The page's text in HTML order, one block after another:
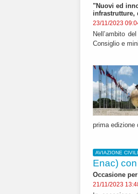
"Nuovi ed
infrastrutture,
23/11/2023
Nell’ambito
Consiglio e
prima edizione
AVIAZIONE
Enac)
Occasione
21/11/2023